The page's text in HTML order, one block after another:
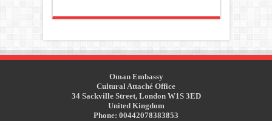
Oman Embassy
Cultural Attaché Office
34 Sackville Street, London W1S 3ED
United Kingdom
Phone: 00442078383853